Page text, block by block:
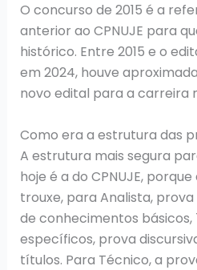
O concurso de 2015 é a
anterior ao CPNUJE para
histórico. Entre 2015 e o
em 2024, houve
novo edital para a carreira
Como era a estrutura das
A estrutura mais segura
hoje é a do CPNUJE,
trouxe, para Analista,
de conhecimentos
específicos, prova
títulos. Para Técnico, a